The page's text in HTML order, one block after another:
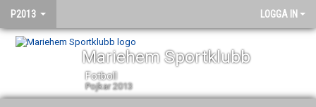
P2013 LOGGA IN
Mariehem Sportklubb
Fotboll
Pojkar 2013